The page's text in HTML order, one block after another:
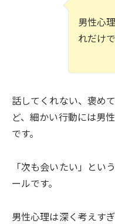
男性心
れだけ
話してくれない、褒め
ど、細かい行動には男
です。
「次も会いたい」とい
ールです。
男性心理は深く考えす